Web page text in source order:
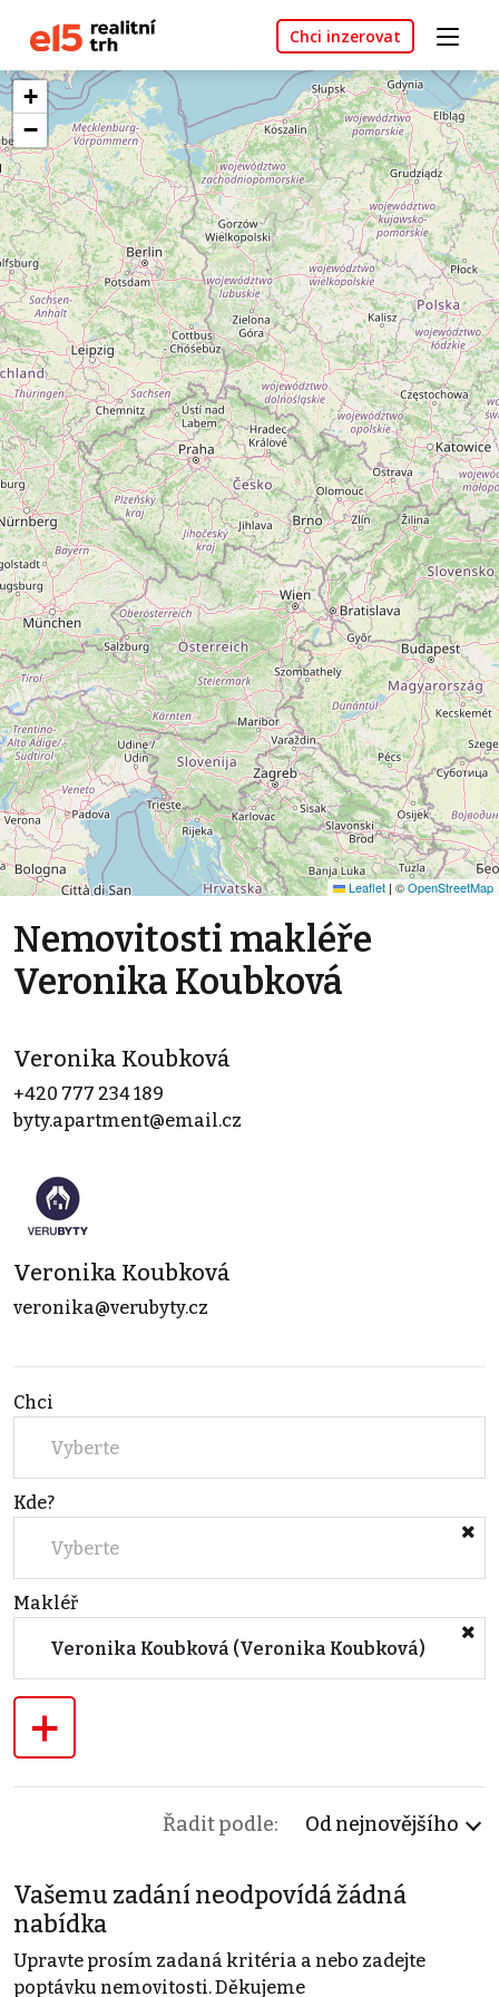
Chci inzerovat
+
−
Leaflet | ©OpenStreetMap
Nemovitosti makléře
Veronika Koubková
Veronika Koubková
+420 777 234 189
byty.apartment@email.cz
Veronika Koubková
veronika@verubyty.cz
Chci
Vyberte
Kde?
Vyberte
Makléř
Veronika Koubková (Veronika Koubková)
+
Řadit podle: Od nejnovějšího
Vašemu zadání neodpovídá žádná
nabídka
Upravte prosím zadaná kritéria a nebo zadejte
poptávku nemovitosti. Děkujeme